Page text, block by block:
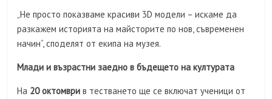
„Не просто показваме красиви 3D модели – искаме да
разкажем историята на майсторите по нов, съвременен
начин“, споделят от екипа на музея.
Млади и възрастни заедно в бъдещето на културата
На 20 октомври в тестването ще се включат ученици от